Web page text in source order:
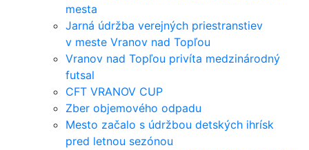
mesta
Jarná údržba verejných priestranstiev
v meste Vranov nad Topľou
Vranov nad Topľou privíta medzinárodný
futsal
CFT VRANOV CUP
Zber objemového odpadu
Mesto začalo s údržbou detských ihrísk
pred letnou sezónou